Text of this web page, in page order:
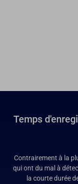
Temps
Contrairement à la
qui ont du mal à
la courte durée